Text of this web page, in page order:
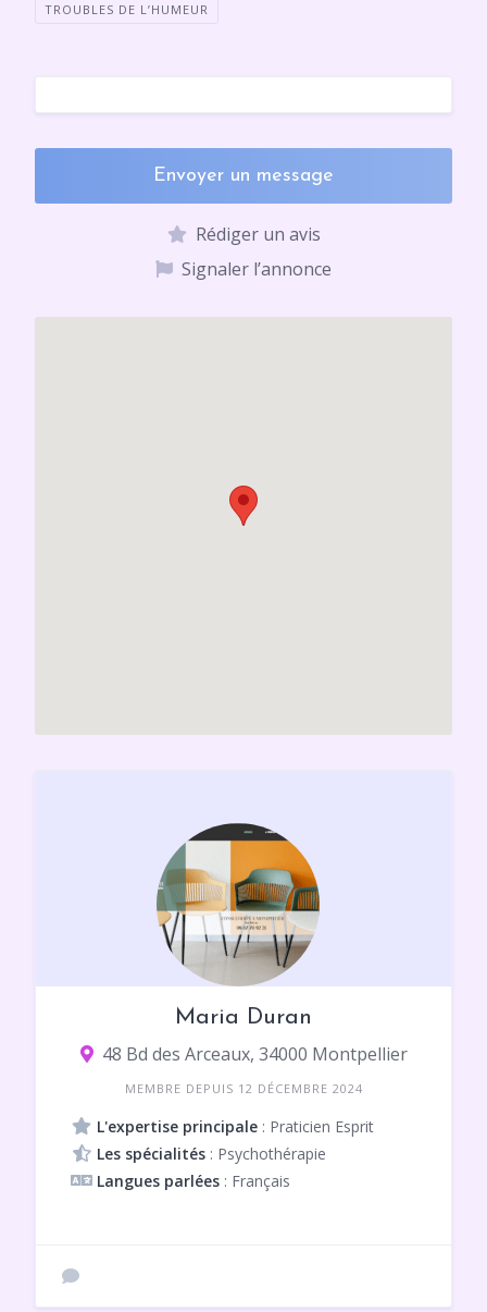
TROUBLES DE L’HUMEUR
Envoyer un message
Rédiger un avis
Signaler l’annonce
Maria Duran
48 Bd des Arceaux, 34000 Montpellier
MEMBRE DEPUIS 12 DÉCEMBRE 2024
L'expertise principale : Praticien Esprit
Les spécialités : Psychothérapie
Langues parlées : Français